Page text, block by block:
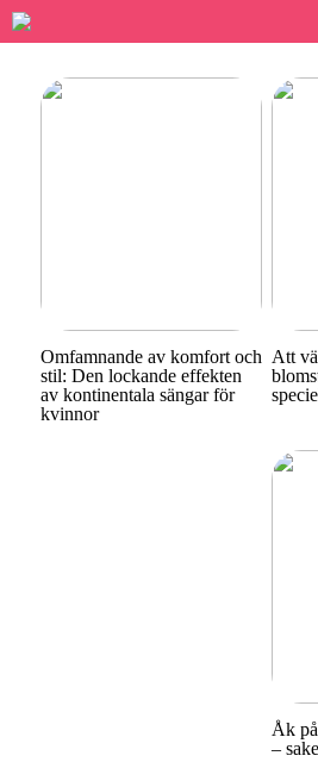
Omfamnande av komfort och
stil: Den lockande effekten
av kontinentala sängar för
kvinnor
Att
Åk
–